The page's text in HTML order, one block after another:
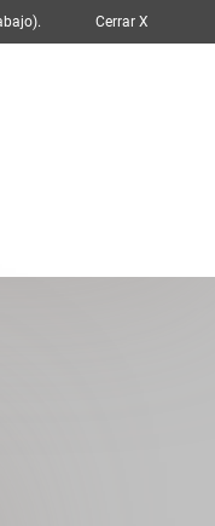
más abajo). Cerrar X